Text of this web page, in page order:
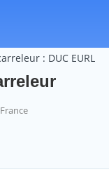
: DUC EURL